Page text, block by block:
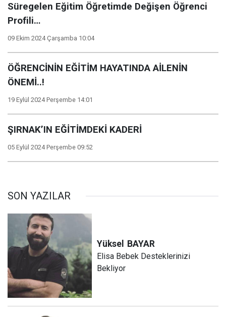
Süregelen Eğitim Öğretimde Değişen Öğrenci
Profili…
09 Ekim 2024 Çarşamba 10:04
ÖĞRENCİNİN EĞİTİM HAYATINDA AİLENİN
ÖNEMİ..!
19 Eylül 2024 Perşembe 14:01
ŞIRNAK’IN EĞİTİMDEKİ KADERİ
05 Eylül 2024 Perşembe 09:52
SON YAZILAR
Yüksel BAYAR
Elisa Bebek Desteklerinizi
Bekliyor